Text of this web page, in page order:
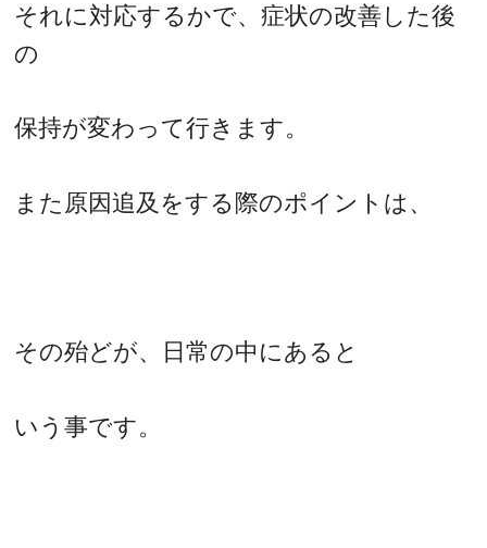
それに対応するかで、症状の改善した後
の
保持が変わって行きます。
また原因追及をする際のポイントは、
その殆どが、日常の中にあると
いう事です。